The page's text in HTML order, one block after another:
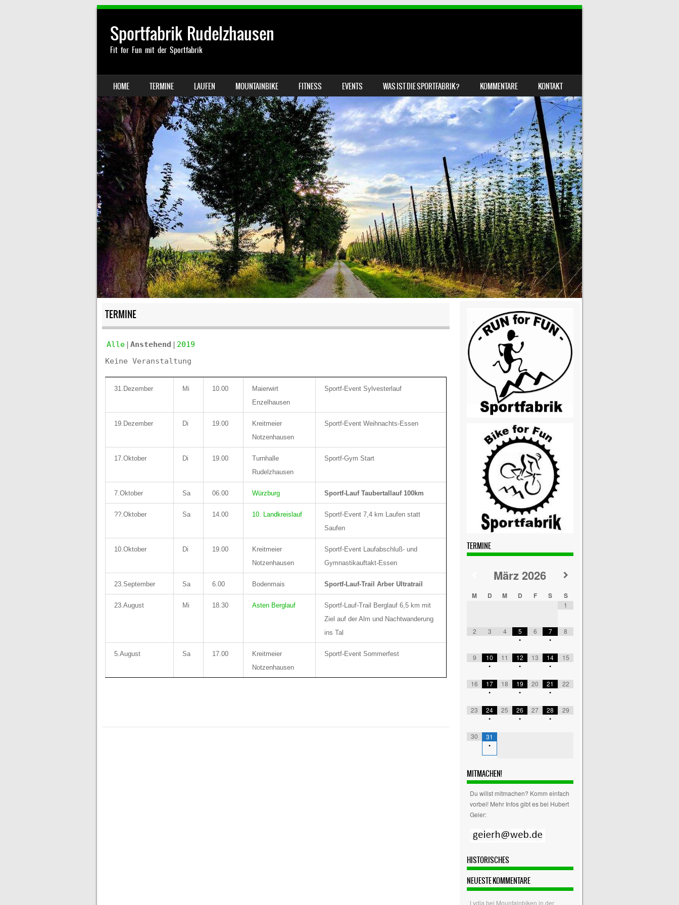
Sportfabrik Rudelzhausen
Fit for Fun mit der Sportfabrik
MENU
SKIP TO CONTENT
HOME TERMINE LAUFEN MOUNTAINBIKE FITNESS EVENTS WAS IST DIE SPORTFABRIK? KOMMENTARE KONTAKT
TERMINE
Alle Anstehend
2019
Keine Veranstaltung
31.Dezember Mi 10.00
Maierwirt
Enzelhausen
Sportf-Event Sylvesterlauf
19.Dezember Di 19.00
Kreitmeier
Notzenhausen
Sportf-Event Weihnachts-Essen
17.Oktober Di 19.00
Turnhalle
Rudelzhausen
Sportf-Gym Start
7.Oktober Sa 06.00 Würzburg Sportf-Lauf Taubertallauf 100km
??.Oktober Sa 14.00 10. Landkreislauf
Sportf-Event 7,4 km Laufen statt
Saufen
10.Oktober Di 19.00
Kreitmeier
Notzenhausen
Sportf-Event Laufabschluß- und
Gymnastikauftakt-Essen
23.September Sa 6.00 Bodenmais Sportf-Lauf-Trail Arber Ultratrail
23.August Mi 18.30 Asten Berglauf
Sportf-Lauf-Trail Berglauf 6,5 km mit
Ziel auf der Alm und Nachtwanderung
ins Tal
5.August Sa 17.00
Kreitmeier
Notzenhausen
Sportf-Event Sommerfest
TERMINE
März2026
M D M D F S S
1
2 3 4 5
•
6 7
•
8
9 10
•
11 12
•
13 14
•
15
16 17
•
18 19
•
20 21
•
22
23 24
•
25 26
•
27 28
•
29
30 31
•
MITMACHEN!
Du willst mitmachen? Komm einfach
vorbei! Mehr Infos gibt es bei Hubert
Geier:
HISTORISCHES
NEUESTE KOMMENTARE
Lydia bei Mountainbiken in der